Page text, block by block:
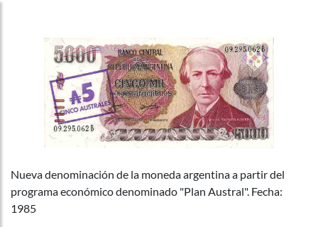
Nueva denominación de la moneda argentina a partir del
programa económico denominado "Plan Austral". Fecha:
1985